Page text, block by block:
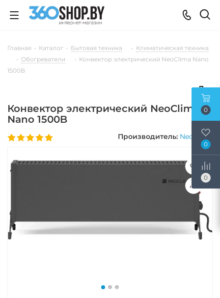
Главная - Каталог - Бытовая техника - Климатическая техника
- Обогреватели - Конвектор электрический NeoClima Nano
1500B
Конвектор электрический NeoClima
Nano 1500B
Производитель: Neoclima
0
0
0